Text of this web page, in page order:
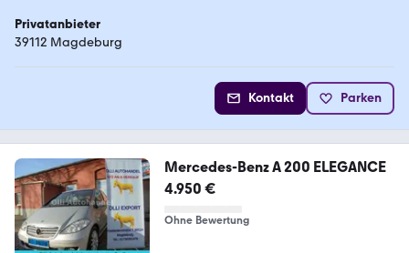
Privatanbieter
39112 Magdeburg
Kontakt Parken
Mercedes-Benz A 200 ELEGANCE
4.950 €
Ohne Bewertung